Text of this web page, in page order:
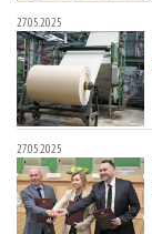
27.05.2025
27.05.2025